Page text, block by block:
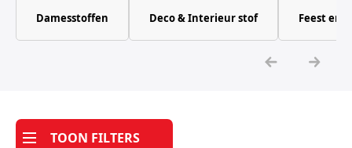
Katoen
Tijdpakker stof
Damesstoffen Deco & Interieur stof Feest en
TOON FILTERS